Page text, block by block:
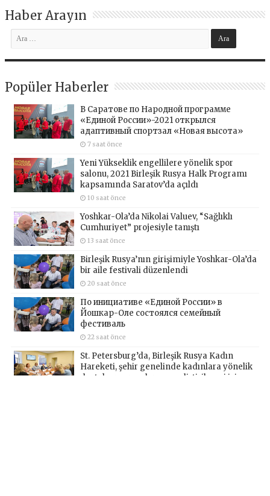
Haber Arayın
Popüler Haberler
В Саратове по Народной программе
«Единой России»-2021 открылся
адаптивный спортзал «Новая высота»
7 saat önce
Yeni Yükseklik engellilere yönelik spor
salonu, 2021 Birleşik Rusya Halk Programı
kapsamında Saratov’da açıldı
10 saat önce
Yoshkar-Ola’da Nikolai Valuev, “Sağlıklı
Cumhuriyet” projesiyle tanıştı
13 saat önce
Birleşik Rusya’nın girişimiyle Yoshkar-Ola’da
bir aile festivali düzenlendi
20 saat önce
По инициативе «Единой России» в
Йошкар-Оле состоялся семейный
фестиваль
22 saat önce
St. Petersburg’da, Birleşik Rusya Kadın
Hareketi, şehir genelinde kadınlara yönelik
destek programlarının geliştirilmesi için